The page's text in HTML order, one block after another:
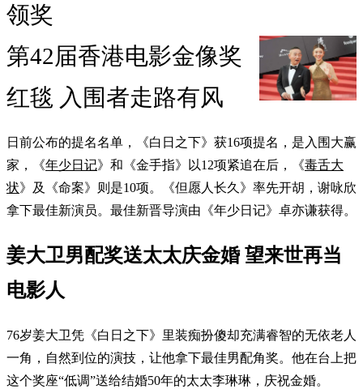
领奖
第42届香港电影金像奖
红毯 入围者走路有风
日前公布的提名名单，《白日之下》获16项提名，是入围大赢
家，《年少日记》和《金手指》以12项紧追在后，《毒舌大
状》及《命案》则是10项。《但愿人长久》率先开胡，谢咏欣
拿下最佳新演员。最佳新晋导演由《年少日记》卓亦谦获得。
姜大卫男配奖送太太庆金婚 望来世再当
电影人
76岁姜大卫凭《白日之下》里装痴扮傻却充满睿智的无依老人
一角，自然到位的演技，让他拿下最佳男配角奖。他在台上把
这个奖座“低调”送给结婚50年的太太李琳琳，庆祝金婚。